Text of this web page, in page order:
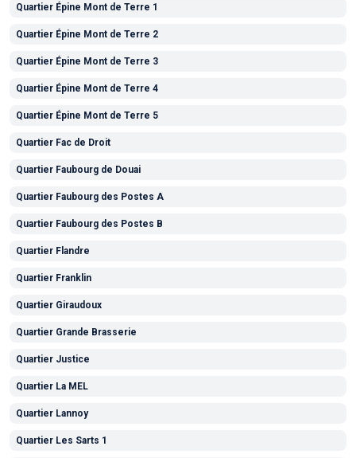
Quartier Épine Mont de Terre 1
Quartier Épine Mont de Terre 2
Quartier Épine Mont de Terre 3
Quartier Épine Mont de Terre 4
Quartier Épine Mont de Terre 5
Quartier Fac de Droit
Quartier Faubourg de Douai
Quartier Faubourg des Postes A
Quartier Faubourg des Postes B
Quartier Flandre
Quartier Franklin
Quartier Giraudoux
Quartier Grande Brasserie
Quartier Justice
Quartier La MEL
Quartier Lannoy
Quartier Les Sarts 1